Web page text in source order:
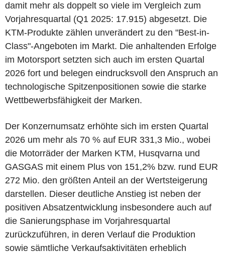
damit mehr als doppelt so viele im Vergleich zum
Vorjahresquartal (Q1 2025: 17.915) abgesetzt. Die
KTM-Produkte zählen unverändert zu den "Best-in-
Class"-Angeboten im Markt. Die anhaltenden Erfolge
im Motorsport setzten sich auch im ersten Quartal
2026 fort und belegen eindrucksvoll den Anspruch an
technologische Spitzenpositionen sowie die starke
Wettbewerbsfähigkeit der Marken.
Der Konzernumsatz erhöhte sich im ersten Quartal
2026 um mehr als 70 % auf EUR 331,3 Mio., wobei
die Motorräder der Marken KTM, Husqvarna und
GASGAS mit einem Plus von 151,2% bzw. rund EUR
272 Mio. den größten Anteil an der Wertsteigerung
darstellen. Dieser deutliche Anstieg ist neben der
positiven Absatzentwicklung insbesondere auch auf
die Sanierungsphase im Vorjahresquartal
zurückzuführen, in deren Verlauf die Produktion
sowie sämtliche Verkaufsaktivitäten erheblich